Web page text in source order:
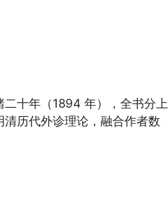
十年（1894 年），全书分上
历代外诊理论，融合作者数